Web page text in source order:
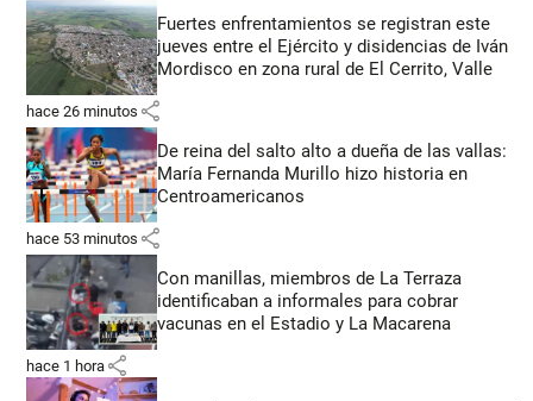
Fuertes enfrentamientos se registran este
jueves entre el Ejército y disidencias de Iván
Mordisco en zona rural de El Cerrito, Valle
hace 26 minutos share
De reina del salto alto a dueña de las vallas:
María Fernanda Murillo hizo historia en
Centroamericanos
hace 53 minutos share
Con manillas, miembros de La Terraza
identificaban a informales para cobrar
vacunas en el Estadio y La Macarena
hace 1 hora share